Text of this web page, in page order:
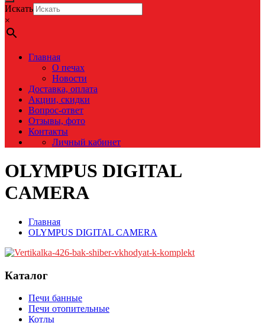
Искать
×
Главная
О печах
Новости
Доставка, оплата
Акции, скидки
Вопрос-ответ
Отзывы, фото
Контакты
Личный кабинет
OLYMPUS DIGITAL
CAMERA
Главная
OLYMPUS DIGITAL CAMERA
Каталог
Печи банные
Печи отопительные
Котлы